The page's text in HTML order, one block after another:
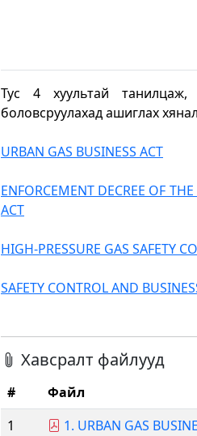
Тус 4 хуультай
боловсруулахад ашиглах
URBAN GAS BUSINESS ACT
ENFORCEMENT DECREE OF
ACT
HIGH-PRESSURE GAS SAFETY
SAFETY CONTROL AND
Хавсралт файлууд
# Файл
1
1. URBAN GAS